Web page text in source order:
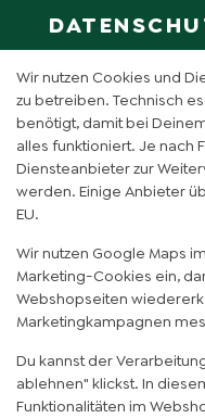
Wir nutzen Cookies und
zu betreiben. Technisch
benötigt, damit bei
alles funktioniert. Je nach
Diensteanbieter zur
werden. Einige Anbieter
EU.
Wir nutzen Google Maps
Marketing-Cookies ein,
Webshopseiten
Marketingkampagnen
Du kannst der
ablehnen" klickst. In
Funktionalitäten im
TERIYAKI